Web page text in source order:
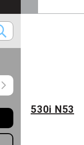
530i N53